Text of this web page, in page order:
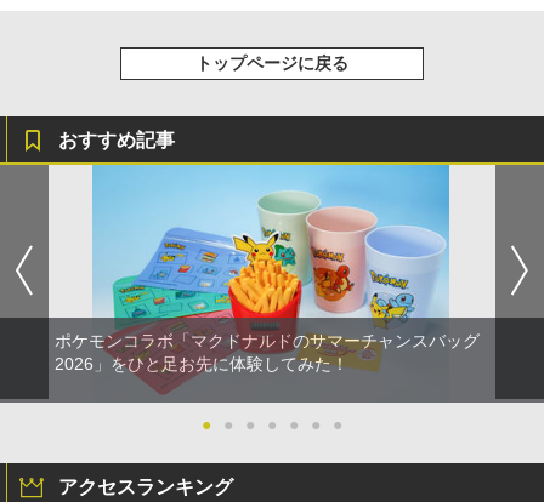
トップページに戻る
おすすめ記事
ポケモンコラボ「マクドナルドのサマーチャンスバッグ
2026」をひと足お先に体験してみた！
● ● ● ● ● ● ●
アクセスランキング